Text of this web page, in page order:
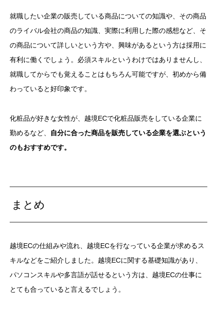
就職したい企業の販売している商品についての知識や、その商品
のライバル会社の商品の知識、実際に利用した際の感想など、そ
の商品について詳しいという方や、興味があるという方は採用に
有利に働くでしょう。必須スキルというわけではありませんし、
就職してからでも覚えることはもちろん可能ですが、初めから備
わっていると好印象です。
化粧品が好きな女性が、越境ECで化粧品販売をしている企業に
勤めるなど、
自分に合った商品を販売している企業を選ぶという
のもおすすめです。
まとめ
越境ECの仕組みや流れ、越境ECを行なっている企業が求めるス
キルなどをご紹介しました。 越境ECに関する基礎知識があり、
パソコンスキルや多言語が話せるという方は、越境ECの仕事に
とても合っていると言えるでしょう。